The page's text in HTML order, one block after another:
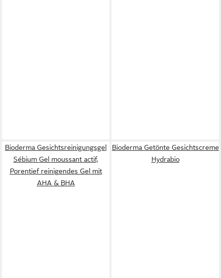
Bioderma Gesichtsreinigungsgel
Sébium Gel moussant actif,
Porentief reinigendes Gel mit
AHA & BHA
Bioderma Getönte Gesichtscreme
Hydrabio